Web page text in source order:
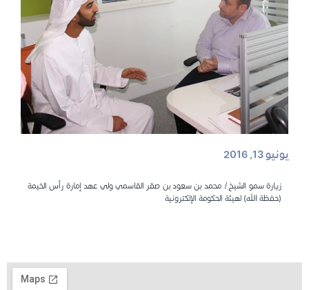
يونيو 13, 2016
زيارة سمو الشيخ/ محمد بن سعود بن صقر القاسمي ولي عهد إمارة رأس الخيمة
(حفظة الله) لهيئة الحكومة الإلكترونية